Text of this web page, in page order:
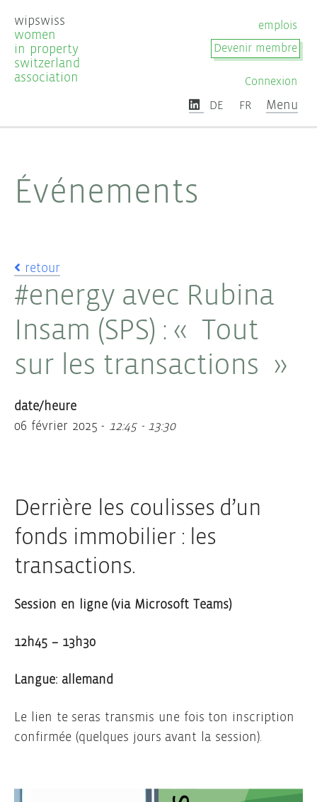
wipswiss
women
in property
switzerland
association
emplois
Devenir membre
Connexion
DE FR Menu
Événements
retour
#energy avec Rubina
Insam (SPS) : « Tout
sur les transactions »
date/heure
06 février 2025 - 12:45 - 13:30
Derrière les coulisses d’un
fonds immobilier : les
transactions.
Session en ligne (via Microsoft Teams)
12h45 – 13h30
Langue: allemand
Le lien te seras transmis une fois ton inscription
confirmée (quelques jours avant la session).